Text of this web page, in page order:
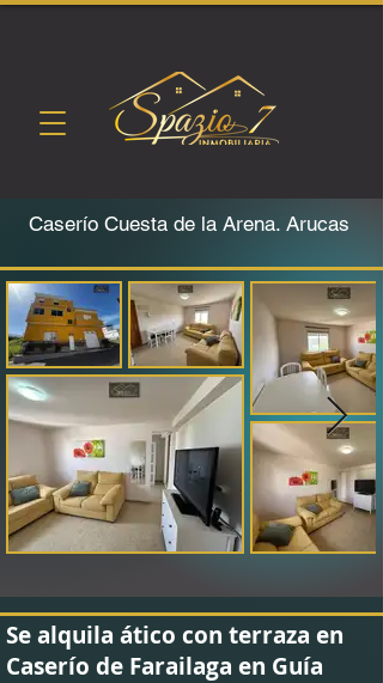
Caserío Cuesta de la Arena. Arucas
Se alquila ático con terraza en
Caserío de Farailaga en Guía